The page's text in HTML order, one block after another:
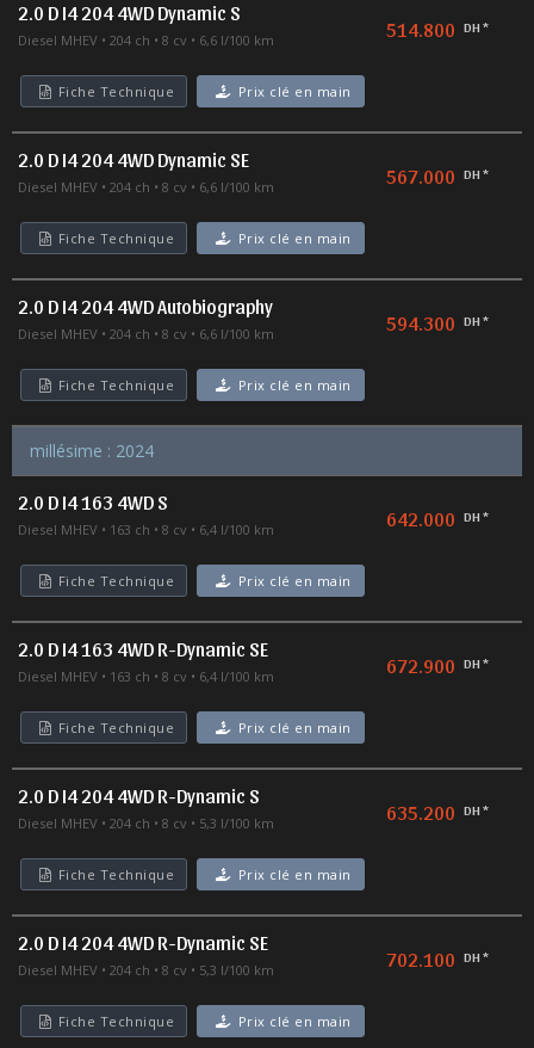
2.0 D I4 204 4WD Dynamic S
Diesel MHEV 204 ch 8 cv 6,6 l/100 km 514.800 DH *
Fiche Technique Prix clé en main
2.0 D I4 204 4WD Dynamic SE
Diesel MHEV 204 ch 8 cv 6,6 l/100 km 567.000 DH *
Fiche Technique Prix clé en main
2.0 D I4 204 4WD Autobiography
Diesel MHEV 204 ch 8 cv 6,6 l/100 km 594.300 DH *
Fiche Technique Prix clé en main
millésime : 2024
2.0 D I4 163 4WD S
Diesel MHEV 163 ch 8 cv 6,4 l/100 km 642.000 DH *
Fiche Technique Prix clé en main
2.0 D I4 163 4WD R-Dynamic SE
Diesel MHEV 163 ch 8 cv 6,4 l/100 km 672.900 DH *
Fiche Technique Prix clé en main
2.0 D I4 204 4WD R-Dynamic S
Diesel MHEV 204 ch 8 cv 5,3 l/100 km 635.200 DH *
Fiche Technique Prix clé en main
2.0 D I4 204 4WD R-Dynamic SE
Diesel MHEV 204 ch 8 cv 5,3 l/100 km 702.100 DH *
Fiche Technique Prix clé en main